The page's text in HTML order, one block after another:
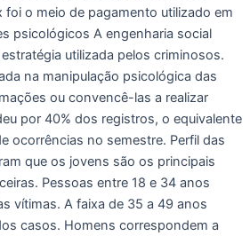
foi o meio de pagamento utilizado em
psicológicos A engenharia social
utilizada pelos criminosos.
na manipulação psicológica das
ou convencê-las a realizar
por 40% dos registros, o equivalente
ocorrências no semestre. Perfil das
que os jovens são os principais
Pessoas entre 18 e 34 anos
vítimas. A faixa de 35 a 49 anos
casos. Homens correspondem a